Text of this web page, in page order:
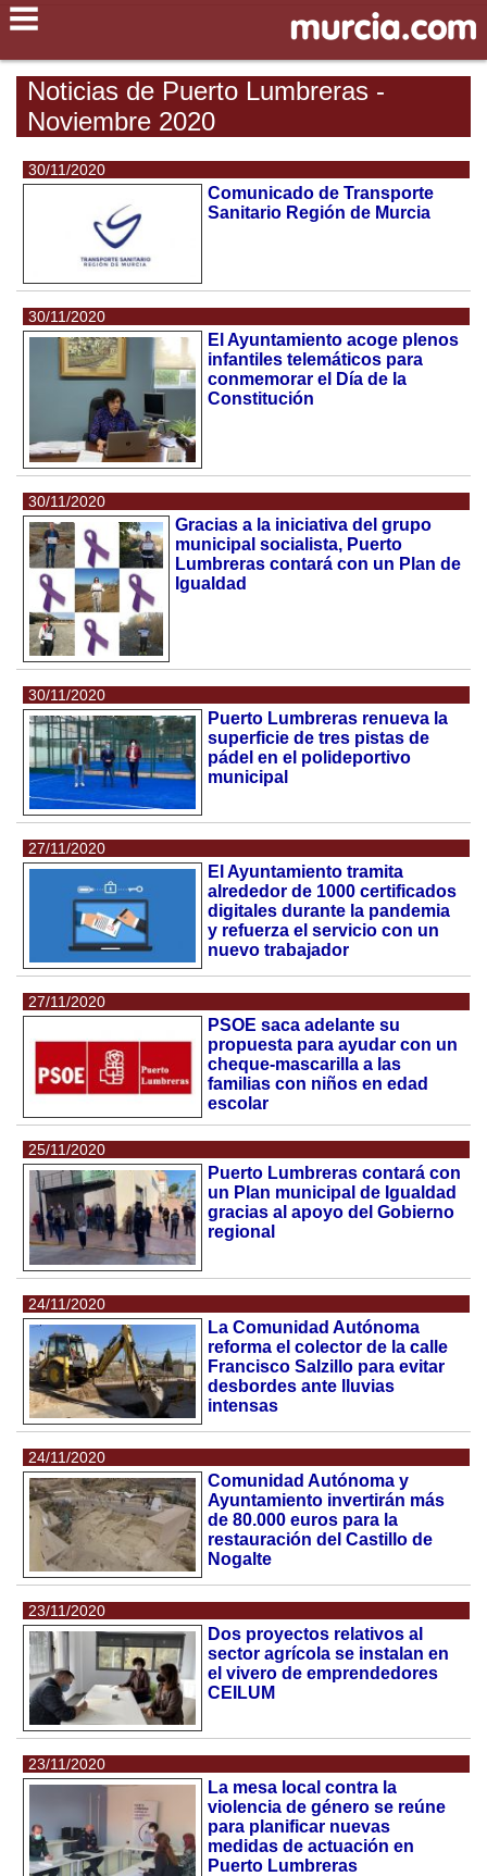
Noticias de Puerto Lumbreras -
Noviembre 2020
30/11/2020
Comunicado de Transporte
Sanitario Región de Murcia
30/11/2020
El Ayuntamiento acoge plenos
infantiles telemáticos para
conmemorar el Día de la
Constitución
30/11/2020
Gracias a la iniciativa del grupo
municipal socialista, Puerto
Lumbreras contará con un Plan de
Igualdad
30/11/2020
Puerto Lumbreras renueva la
superficie de tres pistas de
pádel en el polideportivo
municipal
27/11/2020
El Ayuntamiento tramita
alrededor de 1000 certificados
digitales durante la pandemia
y refuerza el servicio con un
nuevo trabajador
27/11/2020
PSOE saca adelante su
propuesta para ayudar con un
cheque-mascarilla a las
familias con niños en edad
escolar
25/11/2020
Puerto Lumbreras contará con
un Plan municipal de Igualdad
gracias al apoyo del Gobierno
regional
24/11/2020
La Comunidad Autónoma
reforma el colector de la calle
Francisco Salzillo para evitar
desbordes ante lluvias
intensas
24/11/2020
Comunidad Autónoma y
Ayuntamiento invertirán más
de 80.000 euros para la
restauración del Castillo de
Nogalte
23/11/2020
Dos proyectos relativos al
sector agrícola se instalan en
el vivero de emprendedores
CEILUM
23/11/2020
La mesa local contra la
violencia de género se reúne
para planificar nuevas
medidas de actuación en
Puerto Lumbreras